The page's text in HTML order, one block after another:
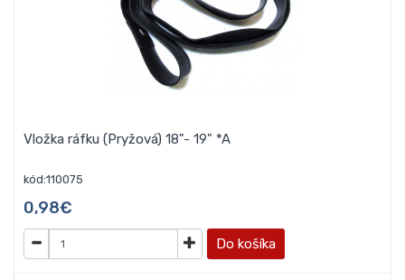
Vložka ráfku (Pryžová) 18"- 19" *A
kód:110075
0,98€
Do košíka